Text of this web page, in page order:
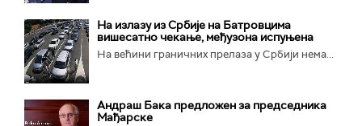
На излазу из Србије на Батровцима
вишесатно чекање, међузона испуњена
На већини граничних прелаза у Србији нема...
Андраш Бакa предложен за председника
Мађарске